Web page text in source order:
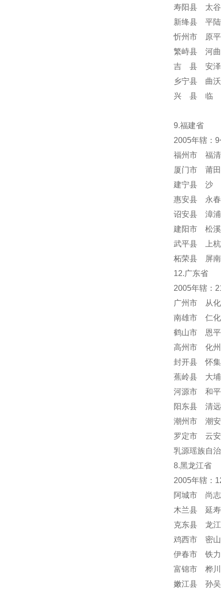
寿阳县 太
新绛县 平
忻州市 原
繁峙县 河
吉 县 安
乡宁县 曲
兴 县 临
9.福建省
2005年辖：
福州市 福
厦门市 莆
建宁县 沙
惠安县 永
诏安县 漳
建阳市 松
武平县 上
柘荣县 屏
12.广东省
2005年辖：
广州市 从
南雄市 仁
鹤山市 恩
高州市 化
封开县 怀
蕉岭县 大
河源市 和
阳东县 清
潮州市 潮
罗定市 云
乳源瑶族自
8.黑龙江省
2005年辖：
阿城市 尚
木兰县 延
克东县 龙
鸡西市 密
伊春市 铁
富锦市 桦
嫩江县 孙